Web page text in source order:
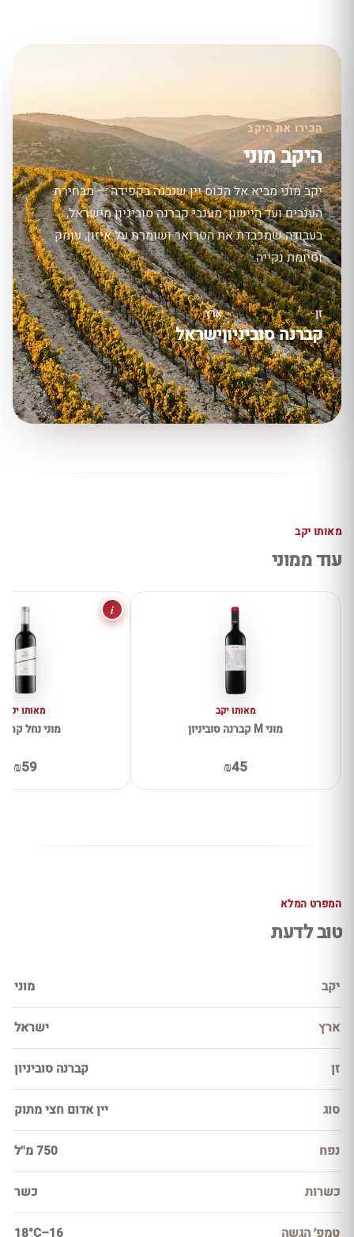
הכירו את היקב
היקב מוני
יקב מוני מביא אל הכוס יין שנבנה בקפידה — מבחירת
הענבים ועד היישון. מענבי קברנה סוביניון מישראל,
בעבודה שמכבדת את הטרואר ושומרת על איזון, עומק
וסיומת נקייה.
זן
קברנה סוביניון
ארץ
ישראל
מאותו יקב
עוד ממוני
מאותו יקב
מוני M קברנה סוביניון
₪45
מאותו יקב
מוני נחל
₪59
i
המפרט המלא
טוב לדעת
יקב מוני
ארץ ישראל
זן קברנה סוביניון
סוג יין אדום חצי מתוק
נפח 750 מ''ל
כשרות כשר